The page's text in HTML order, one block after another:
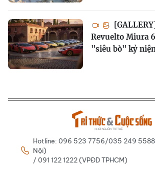
Revuelto Miura
"siêu bò" kỷ
Hotline: 096 523 7756/035 249 5588
Nội)
/ 091 122 1222 (VPĐD TPHCM)